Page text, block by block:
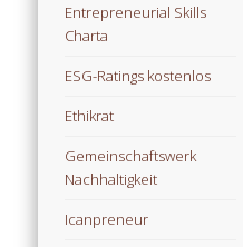
Entrepreneurial Skills
Charta
ESG-Ratings kostenlos
Ethikrat
Gemeinschaftswerk
Nachhaltigkeit
Icanpreneur